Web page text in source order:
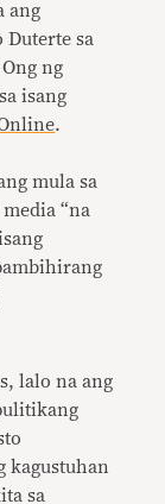
ang
sa
ng
isang
.
mula sa
“na
lalo na ang
kagustuhan
sa